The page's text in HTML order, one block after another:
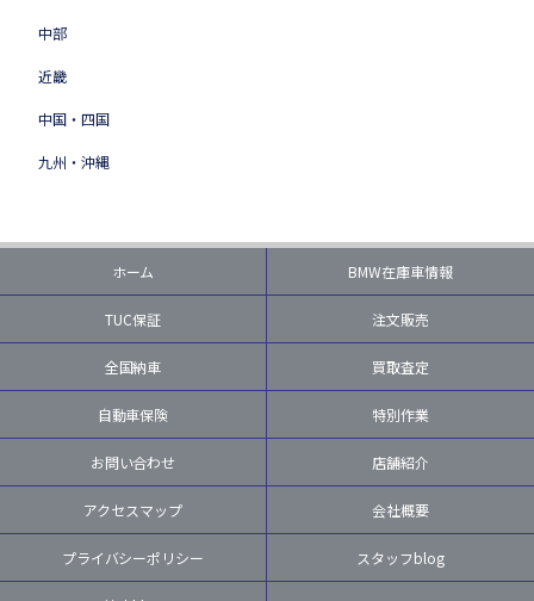
中部
近畿
中国・四国
九州・沖縄
ホーム BMW在庫車情報
TUC保証 注文販売
全国納車 買取査定
自動車保険 特別作業
お問い合わせ 店舗紹介
アクセスマップ 会社概要
プライバシーポリシー スタッフblog